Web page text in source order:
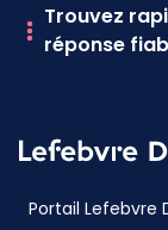
Trouvez
réponse
Portail Lefebvre